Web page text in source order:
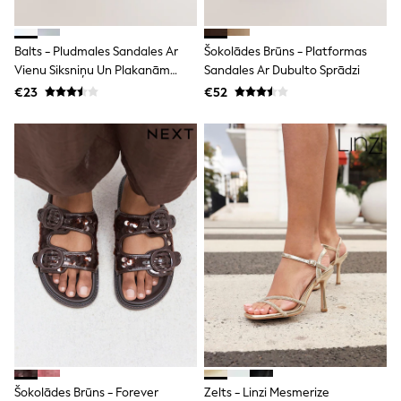
Boys Holiday Shop
All swimwear
Ponchos & Toweling sets
Sun Hats & Caps
Sandals & Sliders
Shirts
Shorts
Sunglasses
Sunsafe Swimwear
Swimshorts
Tops & T-Shirts
Girls Holiday Shop
All swimwear
Beach Dresses & Kaftans
Jumpsuits & Playsuits
Sandals & Sliders
Balts - Pludmales Sandales Ar
Vienu Siksniņu Un Plakanām
Kājām
€23
Šokolādes Brūns - Platformas
Sandales Ar Dubulto Sprādzi
€52
Šokolādes Brūns - Forever
Zelts - Linzi Mesmerize